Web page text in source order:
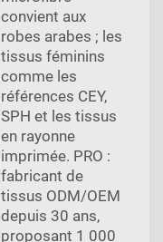
convient aux
robes arabes ; les
tissus féminins
comme les
références CEY,
SPH et les tissus
en rayonne
imprimée. PRO :
fabricant de
tissus ODM/OEM
depuis 30 ans,
proposant 1 000